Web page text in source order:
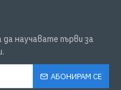
научавате първи за
АБОНИРАМ СЕ